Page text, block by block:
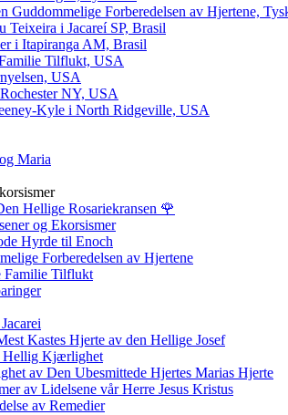
Guddommelige Forberedelsen av Hjertene,
Teixeira i Jacareí SP, Brasil
i Itapiranga AM, Brasil
Tilflukt, USA
USA
NY, USA
Kyle i North Ridgeville, USA
Maria
Hellige Rosariekransen 🌹
og Ekorsismer
Hyrde til Enoch
Forberedelsen av Hjertene
Familie Tilflukt
Kastes Hjerte av den Hellige Josef
Hellig Kjærlighet
av Den Ubesmittede Hjertes Marias Hjerte
av Lidelsene vår Herre Jesus Kristus
av Remedier